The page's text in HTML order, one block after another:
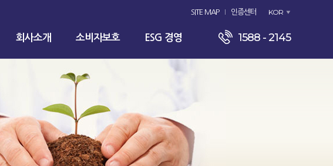
SITE MAP 인증센터 KOR
회사소개 소비자보호 ESG 경영 1588 - 2145